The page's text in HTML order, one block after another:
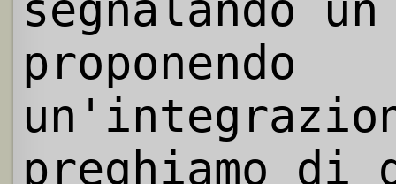
proponendo
preghiamo